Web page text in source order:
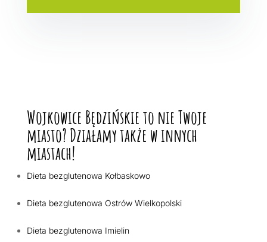
Wojkowice Będzińskie to nie Twoje
miasto? Działamy także w innych
miastach!
Dieta bezglutenowa Kołbaskowo
Dieta bezglutenowa Ostrów Wielkopolski
Dieta bezglutenowa Imielin